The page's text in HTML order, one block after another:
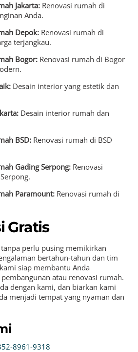
Jakarta: Renovasi rumah di
Anda.
Depok: Renovasi rumah di
terjangkau.
Bogor: Renovasi rumah di Bogor
Desain interior yang estetik dan
Desain interior rumah dan
BSD: Renovasi rumah di BSD
Gading Serpong: Renovasi
Paramount: Renovasi rumah di
Gratis
perlu pusing memikirkan
bertahun-tahun dan tim
siap membantu Anda
atau renovasi rumah.
dengan kami, dan biarkan kami
menjadi tempat yang nyaman dan
8961-9318